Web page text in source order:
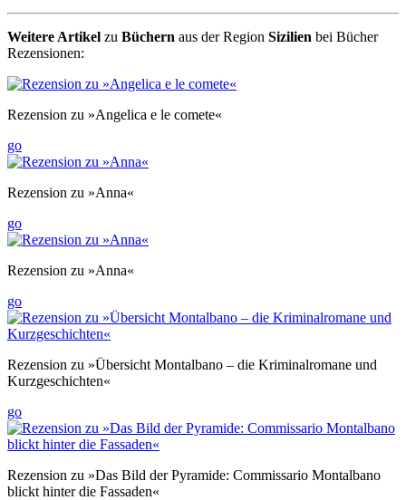
Weitere Artikel zu Büchern aus der Region Sizilien bei Bücher
Rezensionen:
Rezension zu »Angelica e le comete«
go
Rezension zu »Anna«
go
Rezension zu »Anna«
go
Rezension zu »Übersicht Montalbano – die Kriminalromane und
Kurzgeschichten«
go
Rezension zu »Das Bild der Pyramide: Commissario Montalbano
blickt hinter die Fassaden«